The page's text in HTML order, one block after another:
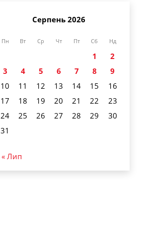
Серпень 2026
Пн Вт Ср Чт Пт Сб Нд
1
2
3
4 5 6 7 8
9
10
11 12 13 14 15
16
17
18 19 20 21 22
23
24
25 26 27 28 29
30
31
« Лип